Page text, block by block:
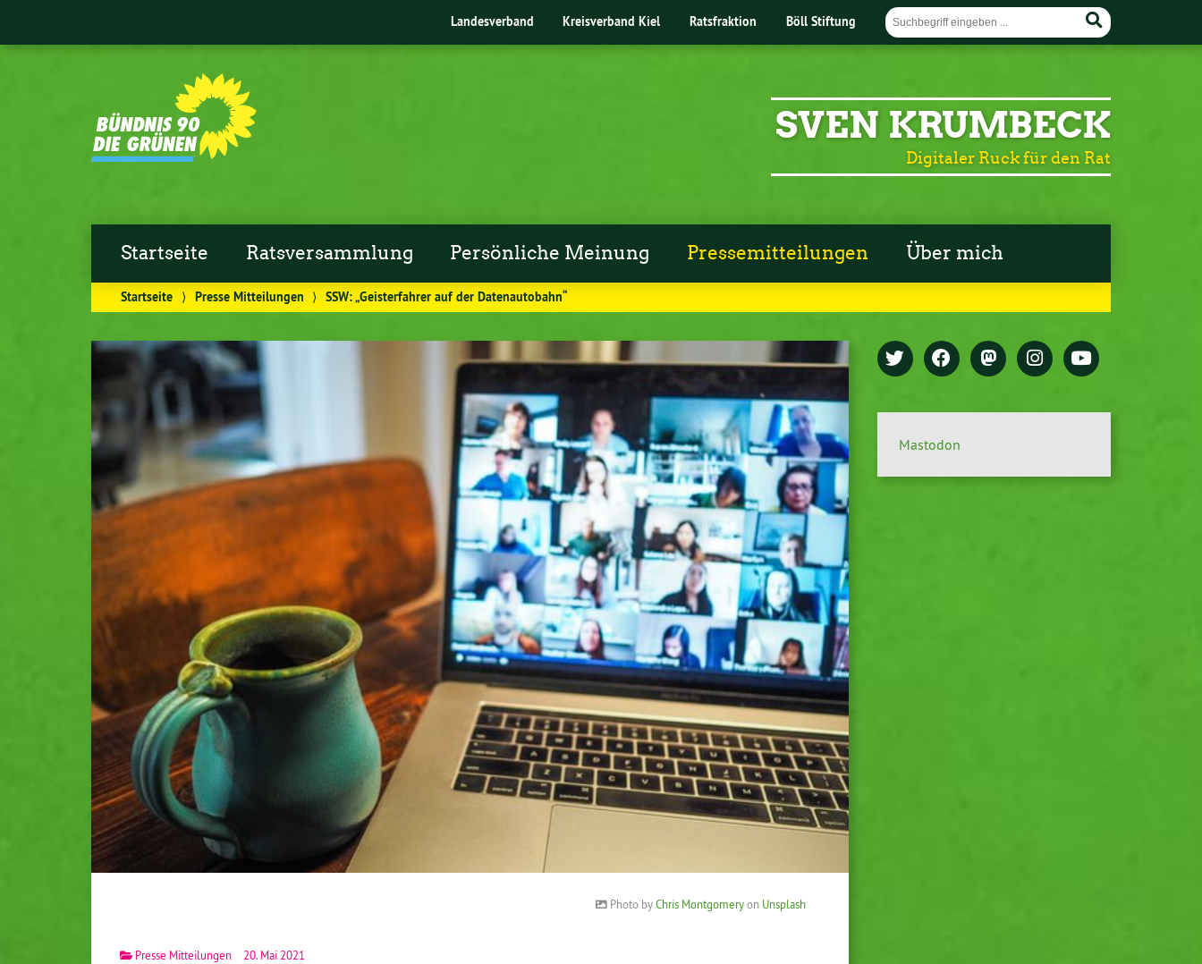
Landesverband Kreisverband Kiel Ratsfraktion Böll Stiftung
SVEN KRUMBECK
Digitaler Ruck für den Rat
Startseite Ratsversammlung Persönliche Meinung Pressemitteilungen Über mich
Startseite ⟩ Presse Mitteilungen ⟩ SSW: „Geisterfahrer auf der Datenautobahn“
Photo byChris Montgomeryon Unsplash
Presse Mitteilungen 20. Mai 2021
Mastodon